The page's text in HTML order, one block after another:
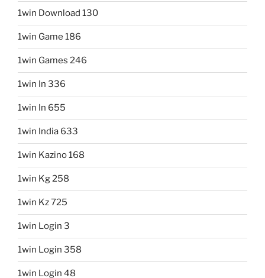
1win Download 130
1win Game 186
1win Games 246
1win In 336
1win In 655
1win India 633
1win Kazino 168
1win Kg 258
1win Kz 725
1win Login 3
1win Login 358
1win Login 48